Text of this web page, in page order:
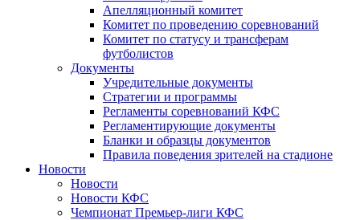
Апелляционный комитет
Комитет по проведению соревнований
Комитет по статусу и трансферам
футболистов
Документы
Учредительные документы
Стратегии и программы
Регламенты соревнований КФС
Регламентирующие документы
Бланки и образцы документов
Правила поведения зрителей на стадионе
Новости
Новости
Новости КФС
Чемпионат Премьер-лиги КФС